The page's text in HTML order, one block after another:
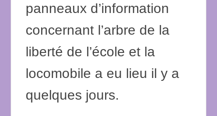
panneaux d’information
concernant l’arbre de la
liberté de l’école et la
locomobile a eu lieu il y a
quelques jours.